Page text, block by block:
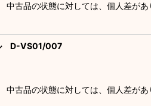
古品の状態に対しては、個人差が
ル D-VS01/007
古品の状態に対しては、個人差が